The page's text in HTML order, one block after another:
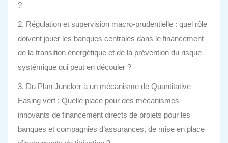
?
2. Régulation et supervision macro-prudentielle : quel rôle
doivent jouer les banques centrales dans le financement
de la transition énergétique et de la prévention du risque
systémique qui peut en découler ?
3. Du Plan Juncker à un mécanisme de Quantitative
Easing vert : Quelle place pour des mécanismes
innovants de financement directs de projets pour les
banques et compagnies d’assurances, de mise en place